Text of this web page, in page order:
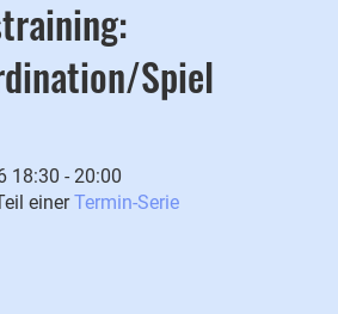
Spiel
18:30 - 20:00
einerTermin-Serie